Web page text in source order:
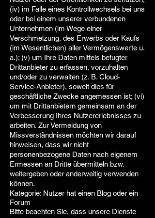
(iv) im Falle eines Kontrollwechsels bei uns
oder bei einem unserer verbundenen
Unternehmen (im Wege einer
Verschmelzung, des Erwerbs oder Kaufs
(im Wesentlichen) aller Vermögenswerte u.
a.); (v) um Ihre Daten mittels befugter
Drittanbieter zu erfassen, vorzuhalten
und/oder zu verwalten (z. B. Cloud-
Service-Anbieter), soweit dies für
geschäftliche Zwecke angemessen ist; (vi)
um mit Drittanbietern gemeinsam an der
Verbesserung Ihres Nutzererlebnisses zu
arbeiten. Zur Vermeidung von
Missverständnissen möchten wir darauf
hinweisen, dass wir nicht
personenbezogene Daten nach eigenem
Ermessen an Dritte übermitteln bzw.
weitergeben oder anderweitig verwenden
können.
Kategorie: Nutzer hat einen Blog oder ein
Forum
Bitte beachten Sie, dass unsere Dienste